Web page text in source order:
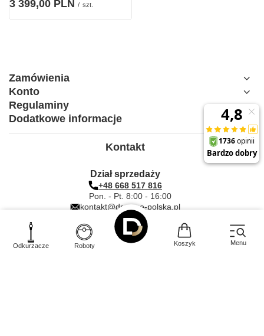
Odkurzacze Roboty Koszyk Menu
3 399,00 PLN / szt.
Zamówienia
Konto
Regulaminy
Dodatkowe informacje
Kontakt
Dział sprzedaży
+48 668 517 816
Pon. - Pt. 8:00 - 16:00
kontakt@dreame-polska.pl
Salony Dreame
Serwis i wsparcie techniczne